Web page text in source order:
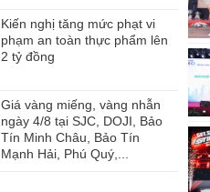
Kiến nghị tăng mức phạt vi
phạm an toàn thực phẩm lên
2 tỷ đồng
Giá vàng miếng, vàng nhẫn
ngày 4/8 tại SJC, DOJI, Bảo
Tín Minh Châu, Bảo Tín
Mạnh Hải, Phú Quý,...